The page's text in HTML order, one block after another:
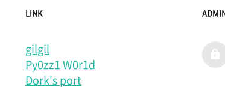
LINK
gilgil
Py0zz1 W0r1d
Dork's port